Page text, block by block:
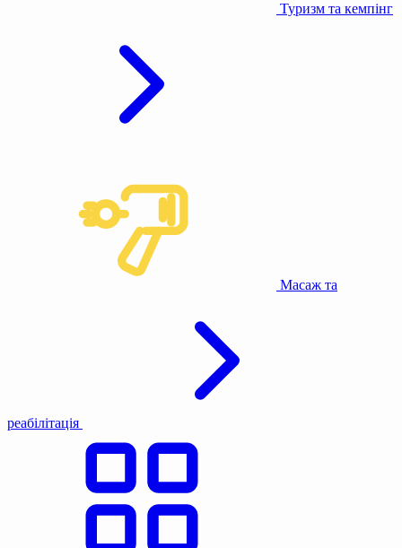
Туризм та кемпінг
Масаж та
реабілітація